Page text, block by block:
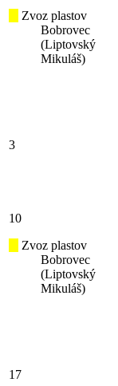
Zvoz plastov
Bobrovec
(Liptovský
Mikuláš)
3
10
Zvoz plastov
Bobrovec
(Liptovský
Mikuláš)
17